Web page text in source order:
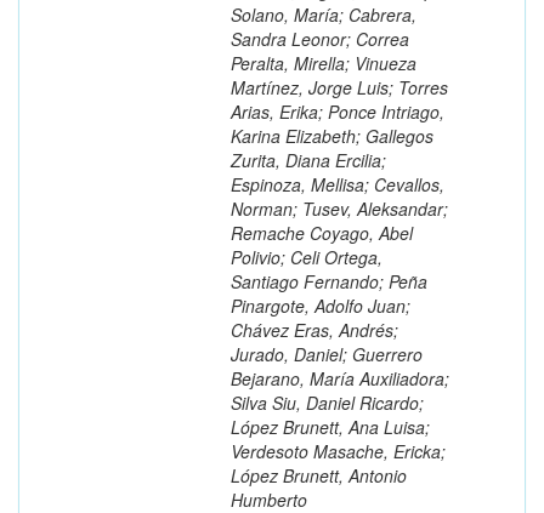
Solano, María; Cabrera,
Sandra Leonor; Correa
Peralta, Mirella; Vinueza
Martínez, Jorge Luis; Torres
Arias, Erika; Ponce Intriago,
Karina Elizabeth; Gallegos
Zurita, Diana Ercilia;
Espinoza, Mellisa; Cevallos,
Norman; Tusev, Aleksandar;
Remache Coyago, Abel
Polivio; Celi Ortega,
Santiago Fernando; Peña
Pinargote, Adolfo Juan;
Chávez Eras, Andrés;
Jurado, Daniel; Guerrero
Bejarano, María Auxiliadora;
Silva Siu, Daniel Ricardo;
López Brunett, Ana Luisa;
Verdesoto Masache, Ericka;
López Brunett, Antonio
Humberto